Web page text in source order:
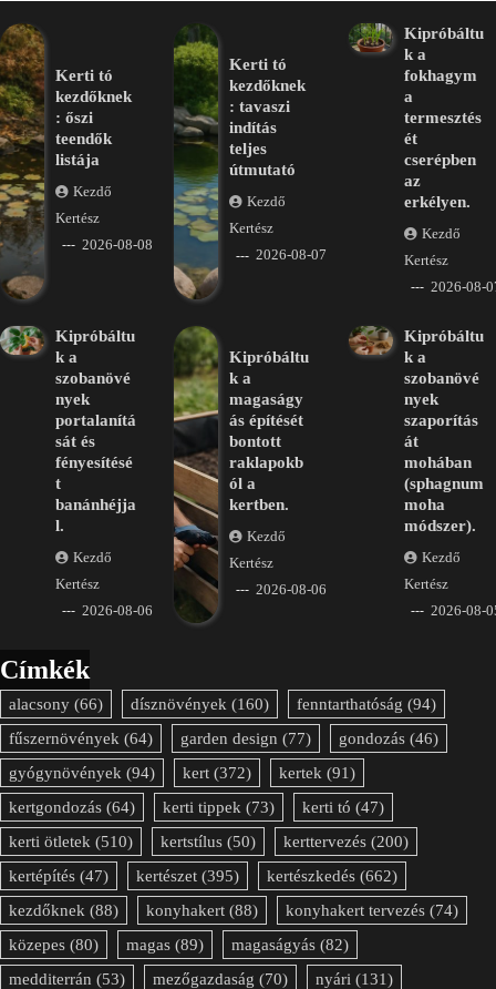
Kerti tó
kezdőknek
: őszi
teendők
listája
Kezdő
Kertész
2026-08-08
Kerti tó
kezdőknek
: tavaszi
indítás
teljes
útmutató
Kezdő
Kertész
2026-08-07
Kipróbáltu
k a
fokhagym
a
termesztés
ét
cserépben
az
erkélyen.
Kezdő
Kertész
2026-08-
Kipróbáltu
k a
szobanövé
nyek
portalanítá
sát és
fényesítésé
t
banánhéjja
l.
Kezdő
Kertész
2026-08-06
Kipróbáltu
k a
magaságy
ás építését
bontott
raklapokb
ól a
kertben.
Kezdő
Kertész
2026-08-06
Kipróbáltu
k a
szobanövé
nyek
szaporítás
át
mohában
(sphagnum
moha
módszer).
Kezdő
Kertész
2026-08-
Címkék
alacsony (66) dísznövények (160) fenntarthatóság (94)
fűszernövények (64) garden design (77) gondozás (46)
gyógynövények (94) kert (372) kertek (91)
kertgondozás (64) kerti tippek (73) kerti tó (47)
kerti ötletek (510) kertstílus (50) kerttervezés (200)
kertépítés (47) kertészet (395) kertészkedés (662)
kezdőknek (88) konyhakert (88) konyhakert tervezés (74)
közepes (80) magas (89) magaságyás (82)
medditerrán (53) mezőgazdaság (70) nyári (131)